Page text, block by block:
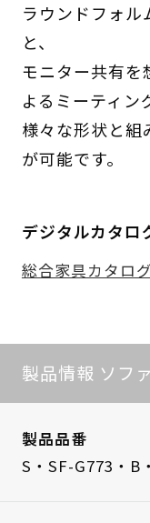
ラウンドフォル
と、
モニター共有を
よるミーティン
様々な形状と組
が可能です。
デジタルカタロ
総合家具カタロ
製品情報 ソファ
製品品番
S・SF-G773・B